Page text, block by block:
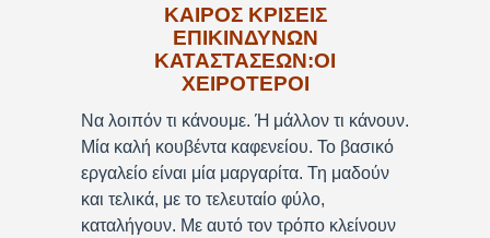
ΚΑΙΡΟΣ ΚΡΙΣΕΙΣ
ΕΠΙΚΙΝΔΥΝΩΝ
ΚΑΤΑΣΤΑΣΕΩΝ:ΟΙ
ΧΕΙΡΟΤΕΡΟΙ
Να λοιπόν τι κάνουμε. Ή μάλλον τι κάνουν.
Μία καλή κουβέντα καφενείου. Το βασικό
εργαλείο είναι μία μαργαρίτα. Τη μαδούν
και τελικά, με το τελευταίο φύλο,
καταλήγουν. Με αυτό τον τρόπο κλείνουν